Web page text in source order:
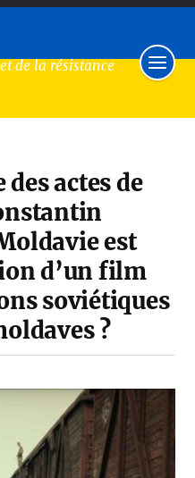
de la résistance
actes de
est
d’un film
soviétiques
?